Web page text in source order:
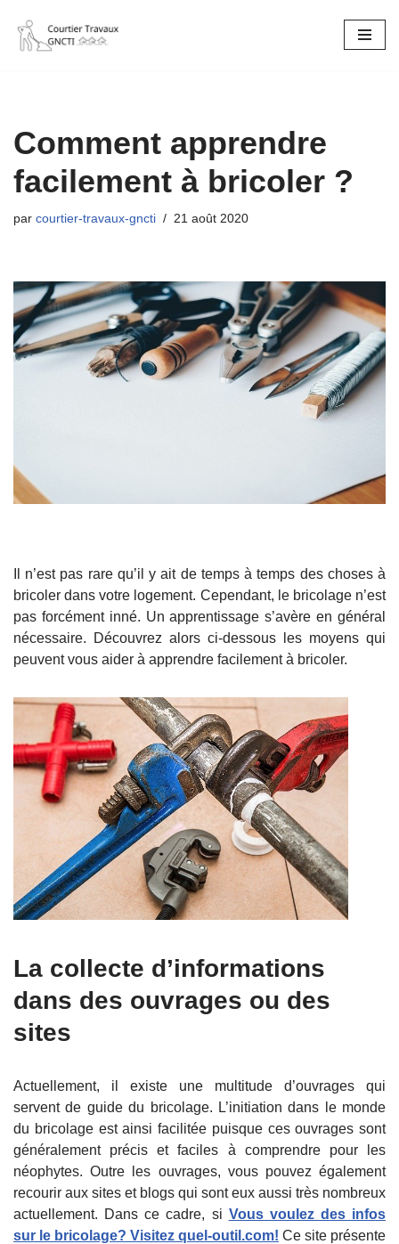
Aller
Comment apprendre
facilement à bricoler ?
par courtier-travaux-gncti 21 août 2020
Il n’est pas rare qu’il y ait de temps à temps des choses à
bricoler dans votre logement. Cependant, le bricolage n’est
pas forcément inné. Un apprentissage s’avère en général
nécessaire. Découvrez alors ci-dessous les moyens qui
peuvent vous aider à apprendre facilement à bricoler.
La collecte d’informations
dans des ouvrages ou des
sites
Actuellement, il existe une multitude d’ouvrages qui
servent de guide du bricolage. L’initiation dans le monde
du bricolage est ainsi facilitée puisque ces ouvrages sont
généralement précis et faciles à comprendre pour les
néophytes. Outre les ouvrages, vous pouvez également
recourir aux sites et blogs qui sont eux aussi très nombreux
actuellement. Dans ce cadre, si Vous voulez des infos
sur le bricolage? Visitez quel-outil.com! Ce site présente